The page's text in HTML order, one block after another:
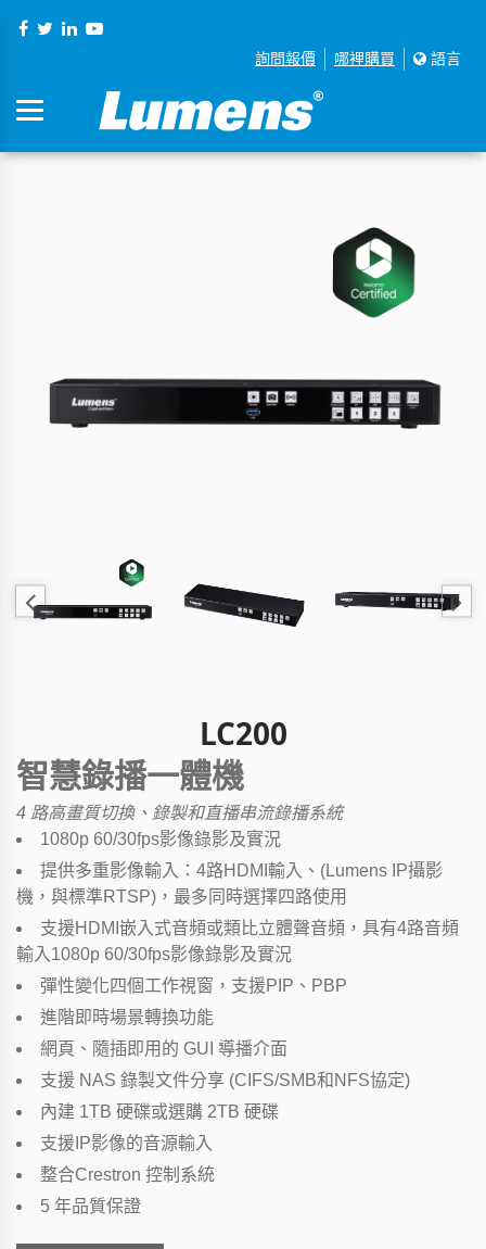
詢問報價 哪裡購買 語言
LC200
智慧錄播一體機
4 路高畫質切換、錄製和直播串流錄播系統
1080p 60/30fps影像錄影及實況
提供多重影像輸入：4路HDMI輸入、(Lumens IP攝影
機，與標準RTSP)，最多同時選擇四路使用
支援HDMI嵌入式音頻或類比立體聲音頻，具有4路音頻
輸入1080p 60/30fps影像錄影及實況
彈性變化四個工作視窗，支援PIP、PBP
進階即時場景轉換功能
網頁、隨插即用的 GUI 導播介面
支援 NAS 錄製文件分享 (CIFS/SMB和NFS協定)
內建 1TB 硬碟或選購 2TB 硬碟
支援IP影像的音源輸入
整合Crestron 控制系統
5 年品質保證